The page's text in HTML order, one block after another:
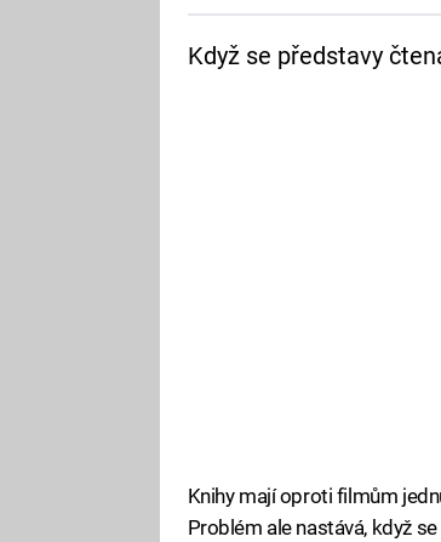
Když se představy
Knihy mají oproti filmům
Problém ale nastává, když